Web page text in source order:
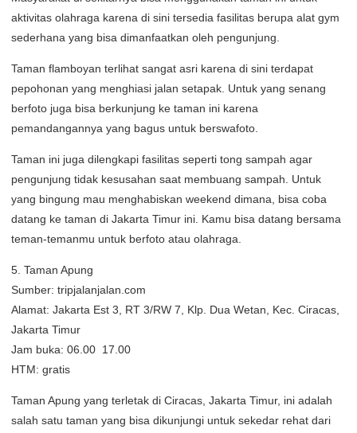
aktivitas olahraga karena di sini tersedia fasilitas berupa alat gym
sederhana yang bisa dimanfaatkan oleh pengunjung.
Taman flamboyan terlihat sangat asri karena di sini terdapat
pepohonan yang menghiasi jalan setapak. Untuk yang senang
berfoto juga bisa berkunjung ke taman ini karena
pemandangannya yang bagus untuk berswafoto.
Taman ini juga dilengkapi fasilitas seperti tong sampah agar
pengunjung tidak kesusahan saat membuang sampah. Untuk
yang bingung mau menghabiskan weekend dimana, bisa coba
datang ke taman di Jakarta Timur ini. Kamu bisa datang bersama
teman-temanmu untuk berfoto atau olahraga.
5. Taman Apung
Sumber: tripjalanjalan.com
Alamat: Jakarta Est 3, RT 3/RW 7, Klp. Dua Wetan, Kec. Ciracas,
Jakarta Timur
Jam buka: 06.00  17.00
HTM: gratis
Taman Apung yang terletak di Ciracas, Jakarta Timur, ini adalah
salah satu taman yang bisa dikunjungi untuk sekedar rehat dari